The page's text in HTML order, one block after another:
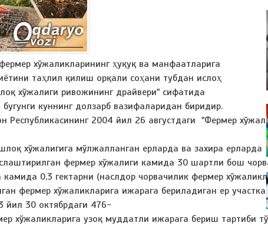
хўжаликларининг ҳуқуқ ва манфаатларига
таҳлил қилиш орқали соҳани тубдан ислоҳ
хўжалиги ривожининг драйвери" сифатида
куннинг долзарб вазифаларидан биридир.
2004 йил 26 августдаги "Фермер
хўжалигига мўлжалланган ерларда ва захира
фермер хўжалиги камида 30 шартли бош
0,3 гектарни (наслдор чорвачилик фермер
фермер хўжаликларига ижарага бериладиган ер
йил 30 октябрдаги 476-
хўжаликларига узоқ муддатли ижарага бериш